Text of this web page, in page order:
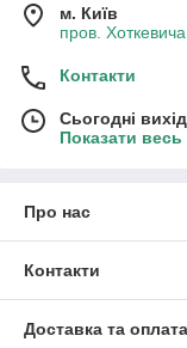
м. Київ
пров.
Контакти
Сьогодні
Показати
Про нас
Контакти
Доставка та оплата